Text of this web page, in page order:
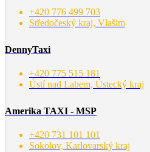
+420 776 499 703
Středočeský kraj, Vlašim
DennyTaxi
+420 775 515 181
Ústí nad Labem, Ústecký kraj
Amerika TAXI - MSP
+420 731 101 101
Sokolov, Karlovarský kraj